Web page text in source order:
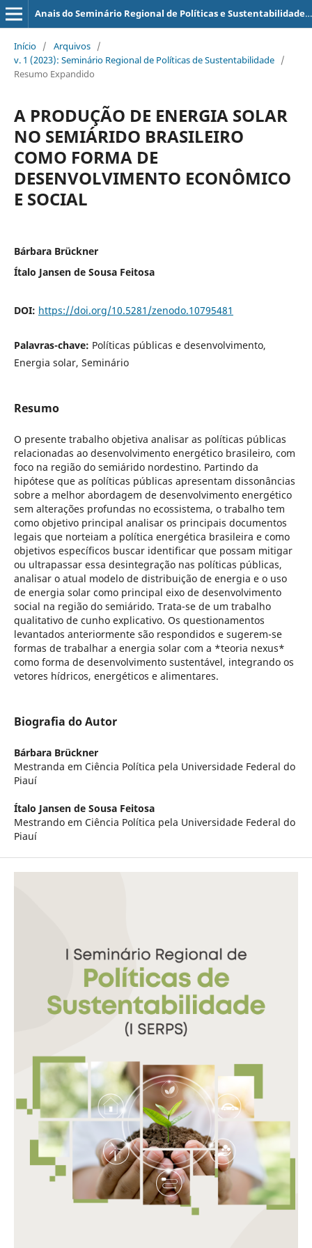
Anais do Seminário Regional de Políticas e Sustentabilidade (SERPS)
Início / Arquivos /
v. 1 (2023): Seminário Regional de Políticas de Sustentabilidade /
Resumo Expandido
A PRODUÇÃO DE ENERGIA SOLAR
NO SEMIÁRIDO BRASILEIRO
COMO FORMA DE
DESENVOLVIMENTO ECONÔMICO
E SOCIAL
Bárbara Brückner
Ítalo Jansen de Sousa Feitosa
DOI: https://doi.org/10.5281/zenodo.10795481
Palavras-chave: Políticas públicas e desenvolvimento,
Energia solar, Seminário
Resumo
O presente trabalho objetiva analisar as políticas públicas
relacionadas ao desenvolvimento energético brasileiro, com
foco na região do semiárido nordestino. Partindo da
hipótese que as políticas públicas apresentam dissonâncias
sobre a melhor abordagem de desenvolvimento energético
sem alterações profundas no ecossistema, o trabalho tem
como objetivo principal analisar os principais documentos
legais que norteiam a política energética brasileira e como
objetivos específicos buscar identificar que possam mitigar
ou ultrapassar essa desintegração nas políticas públicas,
analisar o atual modelo de distribuição de energia e o uso
de energia solar como principal eixo de desenvolvimento
social na região do semiárido. Trata-se de um trabalho
qualitativo de cunho explicativo. Os questionamentos
levantados anteriormente são respondidos e sugerem-se
formas de trabalhar a energia solar com a *teoria nexus*
como forma de desenvolvimento sustentável, integrando os
vetores hídricos, energéticos e alimentares.
Biografia do Autor
Bárbara Brückner
Mestranda em Ciência Política pela Universidade Federal do
Piauí
Ítalo Jansen de Sousa Feitosa
Mestrando em Ciência Política pela Universidade Federal do
Piauí